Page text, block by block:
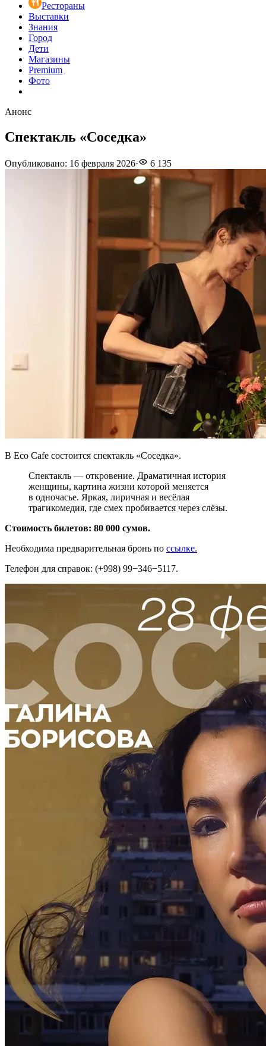
Рестораны
Выставки
Знания
Город
Дети
Магазины
Premium
Фото
Анонс
Спектакль «Соседка»
Опубликовано: 16 февраля 2026· 6 135
В Eco Cafe состоится спектакль «Соседка».
Спектакль — откровение. Драматичная история
женщины, картина жизни которой меняется
в одночасье. Яркая, лиричная и весёлая
трагикомедия, где смех пробивается через слёзы.
Стоимость билетов: 80 000 сумов.
Необходима предварительная бронь по ссылке.
Телефон для справок: (+998) 99−346−5117.